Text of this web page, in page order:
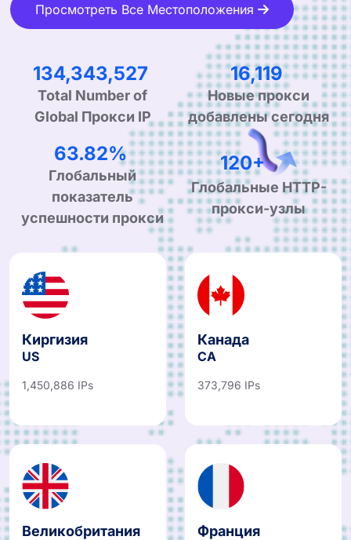
Просмотреть Все Местоположения
210,287,274
Total Number of
Global Прокси IP
25,231
Новые прокси
добавлены сегодня
99.90%
Глобальный
показатель
успешности прокси
190+
Глобальные HTTP-
прокси-узлы
Киргизия
US
1,450,886 IPs
Канада
CA
373,796 IPs